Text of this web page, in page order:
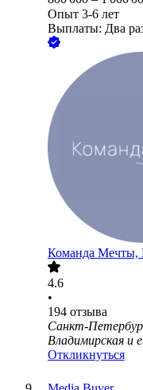
Опыт 3-6 лет
Выплаты: Два
Команда Мечты,
4.6
•
194 отзыва
Санкт-
Владимирская и
Откликнуться